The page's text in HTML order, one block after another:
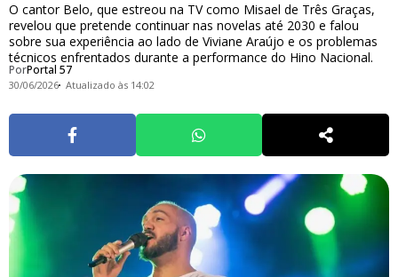
O cantor Belo, que estreou na TV como Misael de Três Graças,
revelou que pretende continuar nas novelas até 2030 e falou
sobre sua experiência ao lado de Viviane Araújo e os problemas
técnicos enfrentados durante a performance do Hino Nacional.
PorPortal 57
30/06/2026 Atualizado às 14:02